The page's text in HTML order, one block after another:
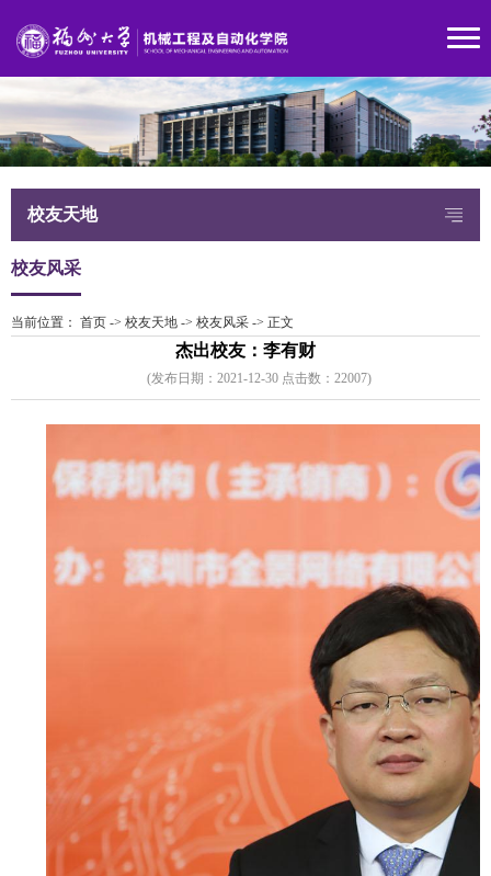
校友天地
校友风采
当前位置： 首页 -> 校友天地 -> 校友风采 -> 正文
杰出校友：李有财
(发布日期：2021-12-30 点击数： 22007)